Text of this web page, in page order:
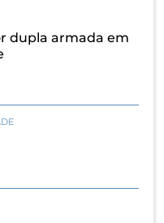
dupla armada em